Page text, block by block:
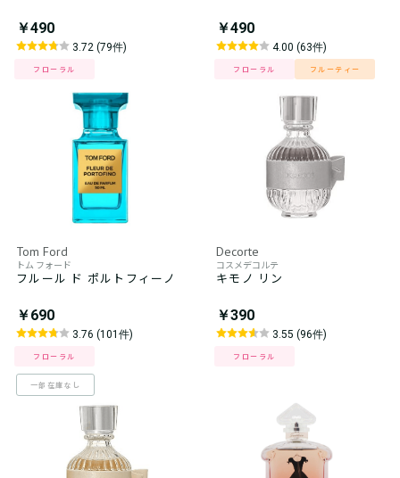
￥490
3.72 (79件)
フローラル
￥490
4.00 (63件)
フローラル フルーティー
Tom Ford
トム フォード
フルール ド ポルトフィーノ
￥690
3.76 (101件)
フローラル
一部在庫なし
Decorte
コスメデコルテ
キモノ リン
￥390
3.55 (96件)
フローラル